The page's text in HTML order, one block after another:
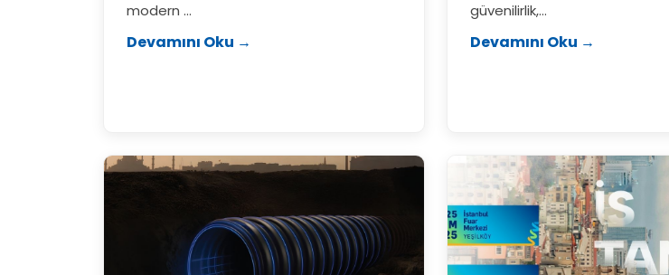
modern ...
Devamını Oku →
güvenilirlik,...
Devamını Oku →